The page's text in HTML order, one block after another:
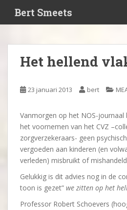
i
Bert Smeets
Het hellend
23 januari 2013 bert
Vanmorgen op het NOS-journaal
het voornemen van het CVZ
zorgverzekeraars- geen
vergoeden aan kinderen (en
verleden) misbruikt of
Gelukkig is dit advies nog in de
toon is gezet” we zitten op het
Professor Robert Schoevers